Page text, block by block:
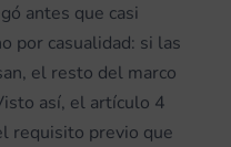
antes que casi
por casualidad: si las
el resto del marco
así, el artículo 4
requisito previo que